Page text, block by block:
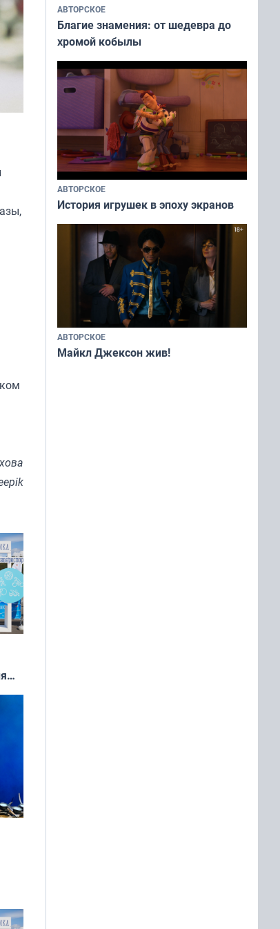
АВТОРСКОЕ
Благие знамения: от шедевра до
хромой кобылы
АВТОРСКОЕ
История игрушек в эпоху экранов
АВТОРСКОЕ
Майкл Джексон жив!